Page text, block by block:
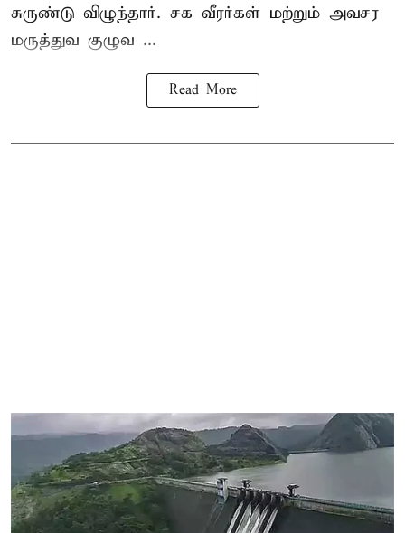
சுருண்டு விழுந்தார். சக வீரர்கள் மற்றும் அவசர
மருத்துவ குழுவ ...
Read More